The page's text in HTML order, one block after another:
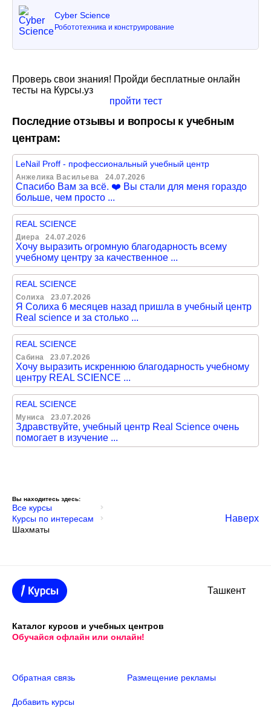
Cyber Science
Робототехника и конструирование
Проверь свои знания! Пройди бесплатные онлайн
тесты на Курсы.уз
пройти тест
Последние отзывы и вопросы к учебным
центрам:
LeNail Proff - профессиональный учебный центр
Анжелика Васильева 24.07.2026
Спасибо Вам за всё. ❤️ Вы стали для меня гораздо
больше, чем просто ...
REAL SCIENCE
Диера 24.07.2026
Хочу выразить огромную благодарность всему
учебному центру за качественное ...
REAL SCIENCE
Солиха 23.07.2026
Я Солиха 6 месяцев назад пришла в учебный центр
Real science и за столько ...
REAL SCIENCE
Сабина 23.07.2026
Хочу выразить искреннюю благодарность учебному
центру REAL SCIENCE ...
REAL SCIENCE
Муниса 23.07.2026
Здравствуйте, учебный центр Real Science очень
помогает в изучение ...
Вы находитесь здесь:
Все курсы
Курсы по интересам
Шахматы
Наверх
Ташкент
Каталог курсов и учебных центров
Обучайся офлайн или онлайн!
Обратная связь Размещение рекламы
Добавить курсы